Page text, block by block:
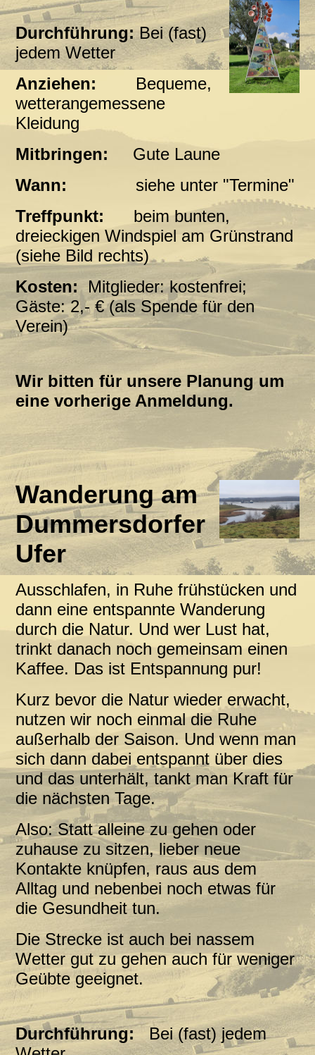
Durchführung:Bei (fast)
jedem Wetter
Anziehen: Bequeme,
wetterangemessene
Kleidung
Mitbringen: Gute Laune
Wann: siehe unter "Termine"
Treffpunkt: beim bunten,
dreieckigen Windspiel am Grünstrand
(siehe Bild rechts)
Kosten: Mitglieder: kostenfrei;
Gäste: 2,- € (als Spende für den
Verein)
Wir bitten für unsere Planung um
eine vorherige Anmeldung.
Wanderung am
Dummersdorfer
Ufer
Ausschlafen, in Ruhe frühstücken und
dann eine entspannte Wanderung
durch die Natur. Und wer Lust hat,
trinkt danach noch gemeinsam einen
Kaffee. Das ist Entspannung pur!
Kurz bevor die Natur wieder erwacht,
nutzen wir noch einmal die Ruhe
außerhalb der Saison. Und wenn man
sich dann dabei entspannt über dies
und das unterhält, tankt man Kraft für
die nächsten Tage.
Also: Statt alleine zu gehen oder
zuhause zu sitzen, lieber neue
Kontakte knüpfen, raus aus dem
Alltag und nebenbei noch etwas für
die Gesundheit tun.
Die Strecke ist auch bei nassem
Wetter gut zu gehen auch für weniger
Geübte geeignet.
Durchführung: Bei (fast) jedem